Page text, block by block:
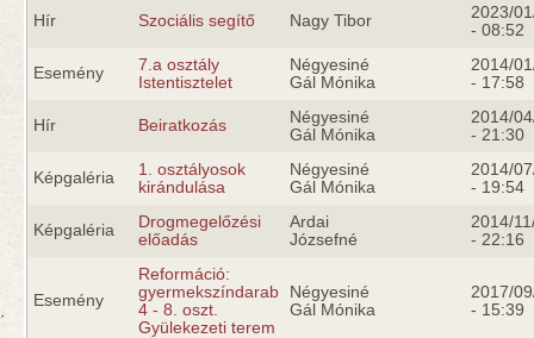
Hír Szociális segítő Nagy Tibor
2023/
- 08:52
Esemény
7.a osztály
Istentisztelet
Négyesiné
Gál Mónika
2014/
- 17:58
Hír Beiratkozás
Négyesiné
Gál Mónika
2014/
- 21:30
Képgaléria
1. osztályosok
kirándulása
Négyesiné
Gál Mónika
2014/
- 19:54
Képgaléria
Drogmegelőzési
előadás
Ardai
Józsefné
2014/
- 22:16
Esemény
Reformáció:
gyermekszíndarab
4 - 8. oszt.
Gyülekezeti terem
Négyesiné
Gál Mónika
2017/
- 15:39